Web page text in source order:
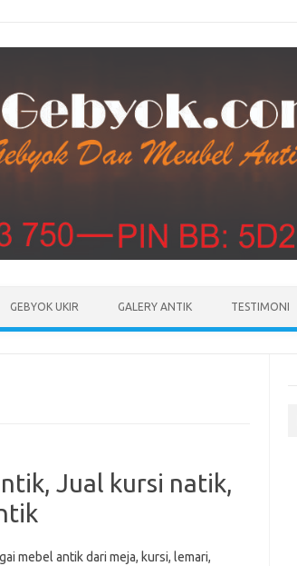
GEBYOK UKIR GALERY ANTIK TESTIMONI
Jual kursi natik,
mebel antik dari meja, kursi, lemari,